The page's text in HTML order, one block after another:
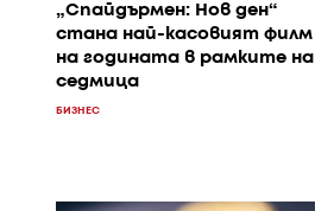
„Спайдърмен: Нов ден“
стана най-касовият филм
на годината в рамките на
седмица
БИЗНЕС